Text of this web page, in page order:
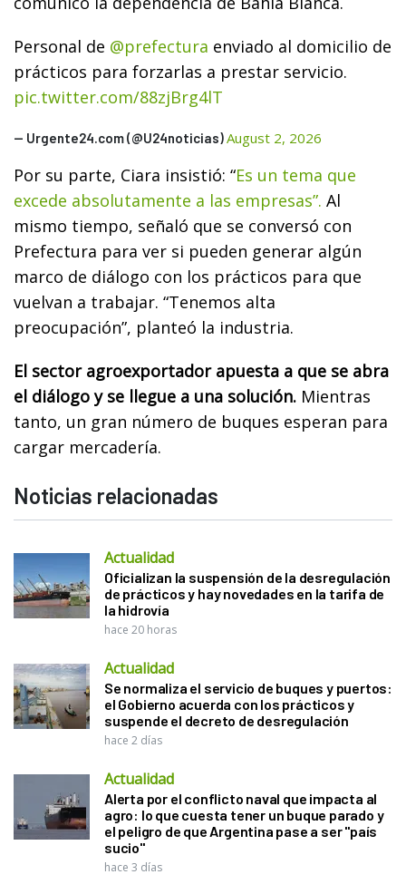
Personal de @prefectura enviado al domicilio de
prácticos para forzarlas a prestar servicio.
pic.twitter.com/88zjBrg4lT
— Urgente24.com (@U24noticias)August 2, 2026
Por su parte, Ciara insistió: “Es un tema que
excede absolutamente a las empresas”. Al
mismo tiempo, señaló que se conversó con
Prefectura para ver si pueden generar algún
marco de diálogo con los prácticos para que
vuelvan a trabajar. “Tenemos alta
preocupación”, planteó la industria.
El sector agroexportador apuesta a que se abra
el diálogo y se llegue a una solución. Mientras
tanto, un gran número de buques esperan para
cargar mercadería.
Noticias relacionadas
Actualidad
Oficializan la suspensión de la desregulación
de prácticos y hay novedades en la tarifa de
la hidrovía
hace 20 horas
Actualidad
Se normaliza el servicio de buques y puertos:
el Gobierno acuerda con los prácticos y
suspende el decreto de desregulación
hace 2 días
Actualidad
Alerta por el conflicto naval que impacta al
agro: lo que cuesta tener un buque parado y
el peligro de que Argentina pase a ser "país
sucio"
hace 3 días